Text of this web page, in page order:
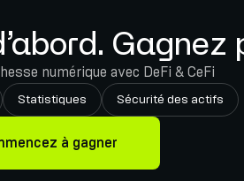
Gagnez
numérique avec DeFi & CeFi
Statistiques Sécurité des actifs
à gagner